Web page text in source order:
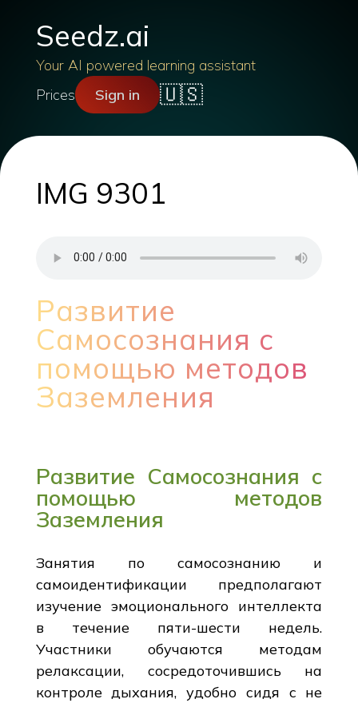
Seedz.ai
Your AI powered learning assistant
Prices
Sign in 🇺🇸
IMG 9301
Развитие
Самосознания с
помощью методов
Заземления
Развитие Самосознания с
помощью методов
Заземления
Занятия по самосознанию и
самоидентификации предполагают
изучение эмоционального интеллекта
в течение пяти-шести недель.
Участники обучаются методам
релаксации, сосредоточившись на
контроле дыхания, удобно сидя с не